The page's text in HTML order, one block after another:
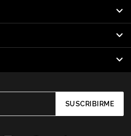
SUSCRIBIRME